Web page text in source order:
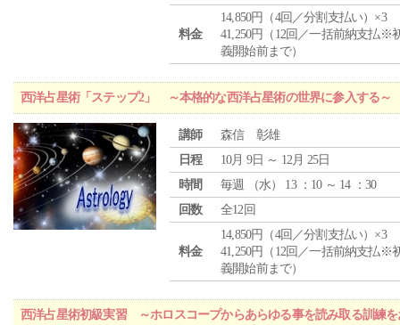
料金
14,850円（4回／分割支払い）×3
41,250円（12回／一括前納支払※
義開始前まで）
西洋占星術「ステップ2」 ～本格的な西洋占星術の世界に参入する～
講師
森信 彰雄
日程
10月 9日 ～ 12月 25日
時間
毎週 （水） 13 ：10 ～ 14 ：30
回数
全12回
料金
14,850円（4回／分割支払い）×3
41,250円（12回／一括前納支払※
義開始前まで）
西洋占星術初級実習 ～ホロスコープからあらゆる事を読み取る訓練を